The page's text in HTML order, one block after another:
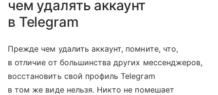
чем удалять аккаунт
в Telegram
Прежде чем удалить аккаунт, помните, что,
в отличие от большинства других мессенджеров,
восстановить свой профиль Telegram
в том же виде нельзя. Никто не помешает